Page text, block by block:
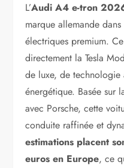
L’Audi A4 e-tron
marque allemande
électriques premium.
directement la Tesla
de luxe, de technologie
énergétique. Basée sur
avec Porsche, cette
conduite raffinée et
estimations placent
euros en Europe, ce